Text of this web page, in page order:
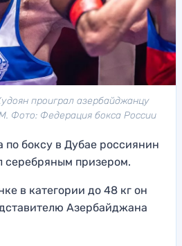
проиграл азербайджанцу
Фото: Федерация бокса России
по боксу в Дубае россиянин
серебряным призером.
в категории до 48 кг он
Азербайджана